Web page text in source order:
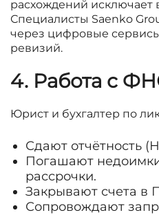
расхождений
Специалисты Saenko
через цифровые
ревизий.
4. Работа с
Юрист и бухгалтер по
Сдают отчётность
Погашают
рассрочки.
Закрывают счета
Сопровождают